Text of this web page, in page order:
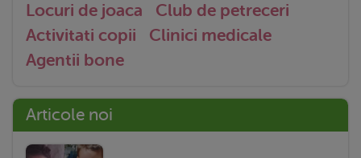
Locuri de joaca
Club de petreceri
Activitati copii
Clinici medicale
Agentii bone
Articole noi